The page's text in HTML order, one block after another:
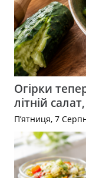
Огірки
літній
П’ятниця, 7